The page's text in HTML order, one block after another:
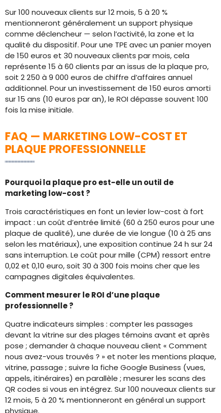
Sur 100 nouveaux clients sur 12 mois, 5 à 20 %
mentionneront généralement un support physique
comme déclencheur — selon l’activité, la zone et la
qualité du dispositif. Pour une TPE avec un panier moyen
de 150 euros et 30 nouveaux clients par mois, cela
représente 15 à 60 clients par an issus de la plaque pro,
soit 2 250 à 9 000 euros de chiffre d’affaires annuel
additionnel. Pour un investissement de 150 euros amorti
sur 15 ans (10 euros par an), le ROI dépasse souvent 100
fois la mise initiale.
FAQ — MARKETING LOW-COST ET
PLAQUE PROFESSIONNELLE
Pourquoi la plaque pro est-elle un outil de
marketing low-cost ?
Trois caractéristiques en font un levier low-cost à fort
impact : un coût d’entrée limité (60 à 250 euros pour une
plaque de qualité), une durée de vie longue (10 à 25 ans
selon les matériaux), une exposition continue 24 h sur 24
sans interruption. Le coût pour mille (CPM) ressort entre
0,02 et 0,10 euro, soit 30 à 300 fois moins cher que les
campagnes digitales équivalentes.
Comment mesurer le ROI d’une plaque
professionnelle ?
Quatre indicateurs simples : compter les passages
devant la vitrine sur des plages témoins avant et après
pose ; demander à chaque nouveau client « Comment
nous avez-vous trouvés ? » et noter les mentions plaque,
vitrine, passage ; suivre la fiche Google Business (vues,
appels, itinéraires) en parallèle ; mesurer les scans des
QR codes si vous en intégrez. Sur 100 nouveaux clients sur
12 mois, 5 à 20 % mentionneront en général un support
physique.